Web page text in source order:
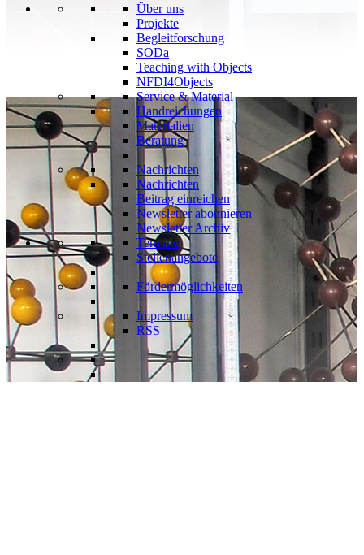
Über uns
Projekte
Begleitforschung
SODa
Teaching with Objects
NFDI4Objects
Service & Material
Handreichungen
Materialien
Beratung
Nachrichten
Nachrichten
Beitrag einreichen
Newsletter abonnieren
Newsletter Archiv
Termine
Stellenangebote
Fördermöglichkeiten
Impressum
RSS